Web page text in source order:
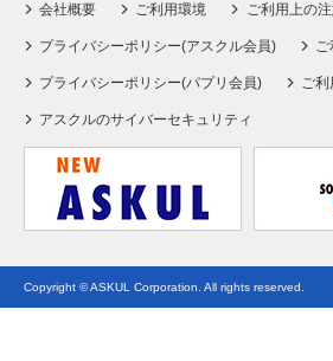
会社概要 ご利用環境 ご利用上の
プライバシーポリシー(アスクル会員)
プライバシーポリシー(パプリ会員) ご
アスクルのサイバーセキュリティ
Copyright © ASKUL Corporation. All rights reserved.